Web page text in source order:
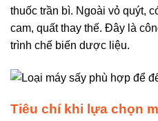
thuốc trần bì. Ngoài vỏ quýt,
cam, quất thay thế. Đây là
trình chế biến dược liệu.
Tiêu chí khi lựa chọn